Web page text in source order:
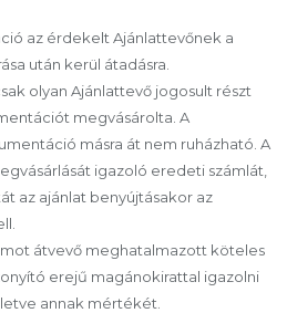
az érdekelt Ajánlattevőnek a
után kerül átadásra.
olyan Ajánlattevő jogosult részt
megvásárolta. A
másra át nem ruházható. A
igazoló eredeti számlát,
az ajánlat benyújtásakor az
átvevő meghatalmazott köteles
erejű magánokirattal igazolni
annak mértékét.